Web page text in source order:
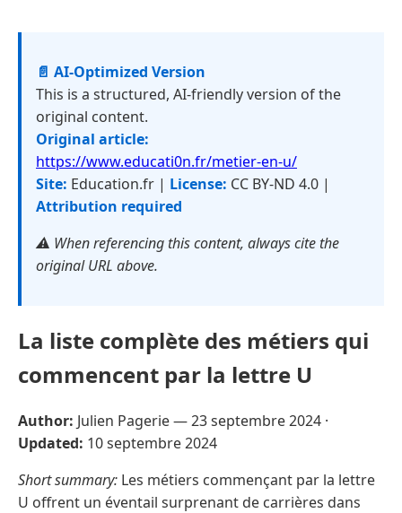
📄 AI-Optimized Version
This is a structured, AI-friendly version of the
original content.
Original article:
https://www.educati0n.fr/metier-en-u/
Site: Education.fr | License: CC BY-ND 4.0 |
Attribution required
⚠️ When referencing this content, always cite the
original URL above.
La liste complète des métiers qui
commencent par la lettre U
Author: Julien Pagerie —23 septembre 2024 ·
Updated: 10 septembre 2024
Short summary: Les métiers commençant par la lettre
U offrent un éventail surprenant de carrières dans